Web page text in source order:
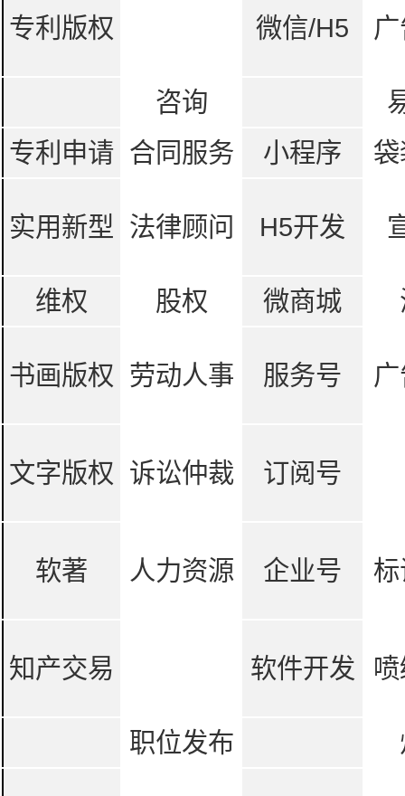
专利版权 微信/H5
咨询
专利申请 合同服务 小程序
实用新型 法律顾问 H5开发
维权 股权 微商城
书画版权 劳动人事 服务号
文字版权 诉讼仲裁 订阅号
软著 人力资源 企业号
知产交易 软件开发
职位发布